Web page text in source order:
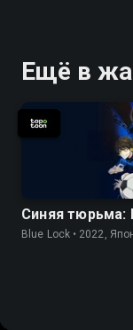
Ещё в
Синяя тюрьма:
Blue Lock • 2022,